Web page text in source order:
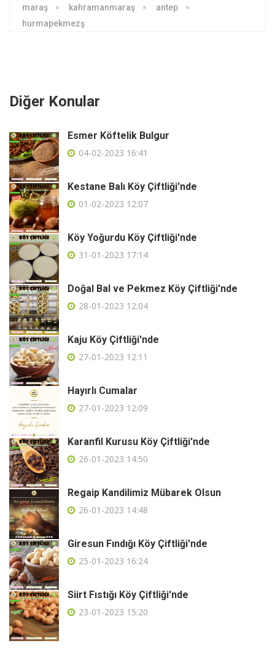
maraş kahramanmaraş
antep
hurmapekmezş
Diğer Konular
Esmer Köftelik Bulgur
04-02-2023 16:41
Kestane Balı Köy Çiftliği'nde
01-02-2023 12:07
Köy Yoğurdu Köy Çiftliği'nde
31-01-2023 17:14
Doğal Bal ve Pekmez Köy Çiftliği'nde
28-01-2023 12:04
Kaju Köy Çiftliği'nde
27-01-2023 12:11
Hayırlı Cumalar
27-01-2023 12:09
Karanfil Kurusu Köy Çiftliği'nde
26-01-2023 14:50
Regaip Kandilimiz Mübarek Olsun
26-01-2023 14:48
Giresun Fındığı Köy Çiftliği'nde
25-01-2023 16:24
Siirt Fıstığı Köy Çiftliği'nde
23-01-2023 15:20